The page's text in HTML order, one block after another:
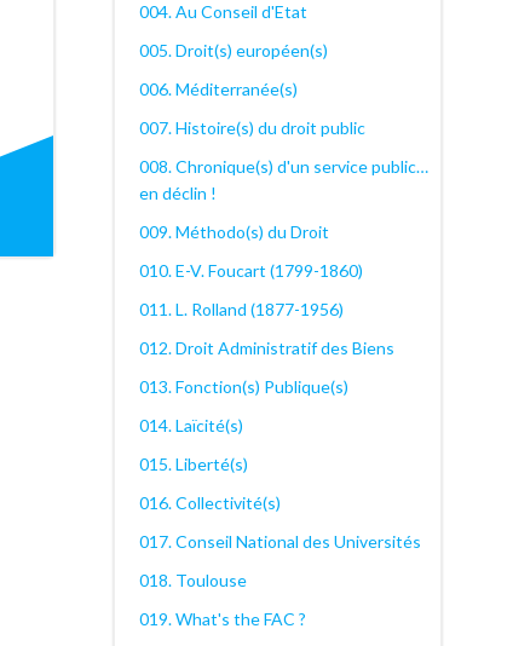
004. Au Conseil d'Etat
005. Droit(s) européen(s)
006. Méditerranée(s)
007. Histoire(s) du droit public
008. Chronique(s) d'un service public…
en déclin !
009. Méthodo(s) du Droit
010. E-V. Foucart (1799-1860)
011. L. Rolland (1877-1956)
012. Droit Administratif des Biens
013. Fonction(s) Publique(s)
014. Laïcité(s)
015. Liberté(s)
016. Collectivité(s)
017. Conseil National des Universités
018. Toulouse
019. What's the FAC ?